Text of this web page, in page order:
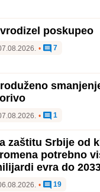
poskupeo
• 7
• 1
zaštitu Srbije od
potrebno
evra do
• 19